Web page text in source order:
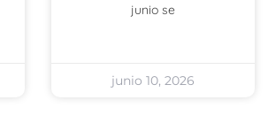
junio se
junio 10, 2026